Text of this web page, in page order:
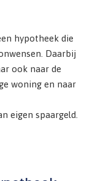
hypotheek die
Daarbij
ook naar de
woning en naar
eigen spaargeld.